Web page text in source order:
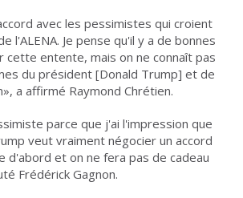
avec les pessimistes qui croient
l'ALENA. Je pense qu'il y a de bonnes
cette entente, mais on ne connaît pas
du président [Donald Trump] et de
a affirmé Raymond Chrétien.
parce que j'ai l'impression que
veut vraiment négocier un accord
d'abord et on ne fera pas de cadeau
Frédérick Gagnon.